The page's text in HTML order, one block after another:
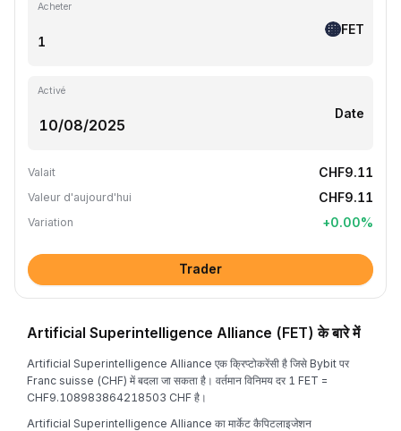
Acheter
FET
Activé
Date
Valait CHF9.11
Valeur d'aujourd'hui CHF9.11
Variation +0.00%
Trader
Artificial Superintelligence Alliance (FET) के बारे में
Artificial Superintelligence Alliance एक क्रिप्टोकरेंसी है जिसे Bybit पर
Franc suisse (CHF) में बदला जा सकता है। वर्तमान विनिमय दर 1 FET =
CHF9.108983864218503 CHF है।
Artificial Superintelligence Alliance का मार्केट कैपिटलाइजेशन